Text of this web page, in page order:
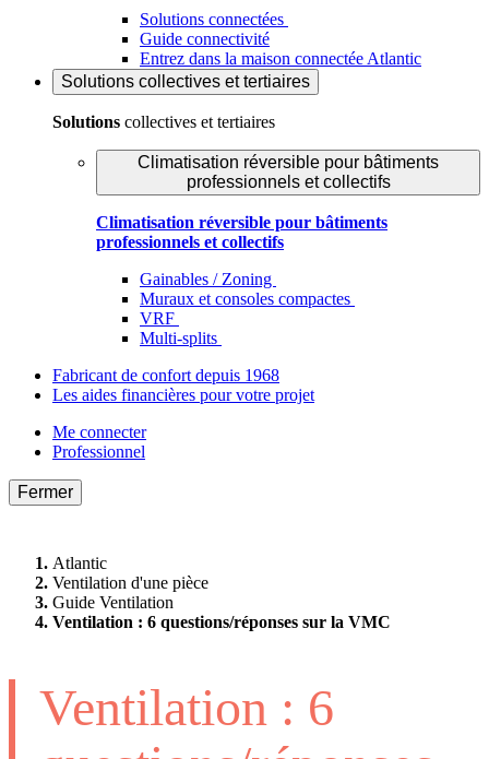
Solutions connectées
Guide connectivité
Entrez dans la maison connectée Atlantic
Solutions collectives et tertiaires
Solutions collectives et tertiaires
Climatisation réversible pour bâtiments
professionnels et collectifs
Climatisation réversible pour bâtiments
professionnels et collectifs
Gainables / Zoning
Muraux et consoles compactes
VRF
Multi-splits
Fabricant de confort depuis 1968
Les aides financières pour votre projet
Me connecter
Professionnel
Fermer
Atlantic
Ventilation d'une pièce
Guide Ventilation
Ventilation : 6 questions/réponses sur la VMC
Ventilation : 6